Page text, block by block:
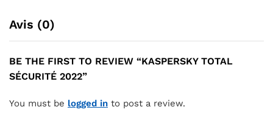
Avis (0)
BE THE FIRST TO REVIEW “KASPERSKY TOTAL
SÉCURITÉ 2022”
You must be logged in to post a review.